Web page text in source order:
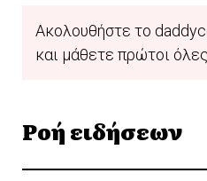
Ακολουθήστε το
και μάθετε πρώτοι
Ροή ειδήσεων